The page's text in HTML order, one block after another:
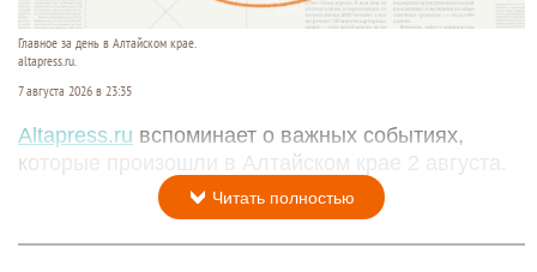
Главное за день в Алтайском крае.
altapress.ru.
7 августа 2026 в 23:35
Altapress.ru вспоминает о важных событиях,
которые произошли в Алтайском крае 2 августа.
Читать полностью